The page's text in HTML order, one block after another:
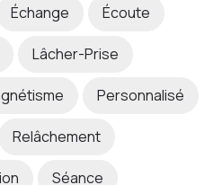
Échange Écoute
Lâcher-Prise
Personnalisé
Relâchement
Séance